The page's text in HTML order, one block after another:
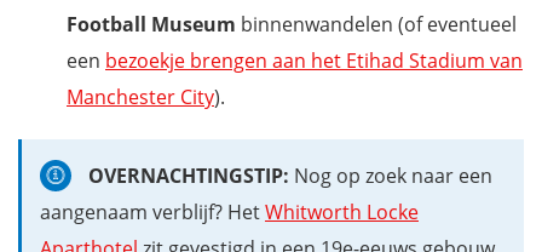
Football Museum binnenwandelen (of eventueel
een bezoekje brengen aan het Etihad Stadium van
Manchester City).
OVERNACHTINGSTIP: Nog op zoek naar een
aangenaam verblijf? HetWhitworth Locke